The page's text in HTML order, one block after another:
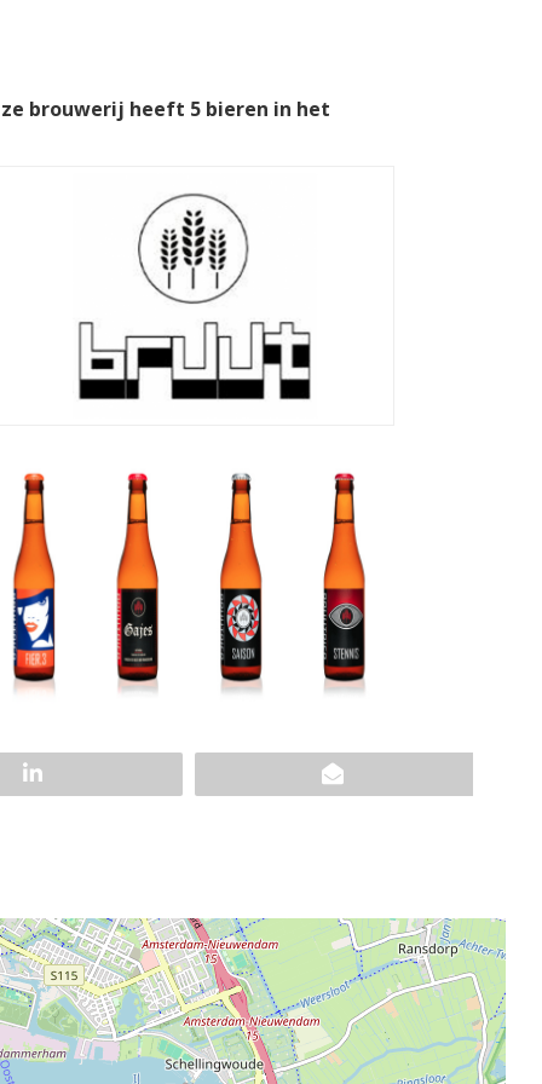
brouwerij heeft 5 bieren in het